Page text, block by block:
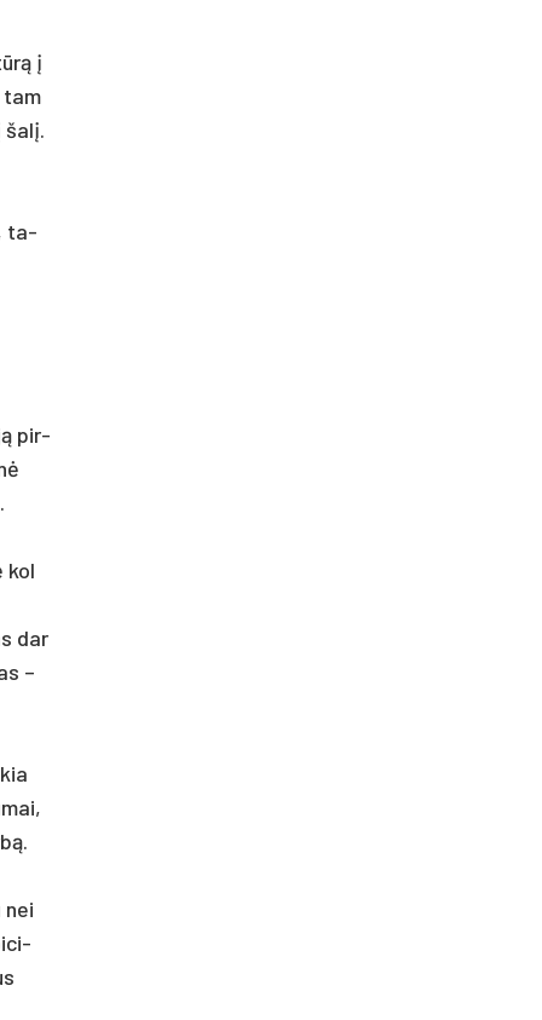
į
tam
šalį.
ta­
pir­
kol
dar
–